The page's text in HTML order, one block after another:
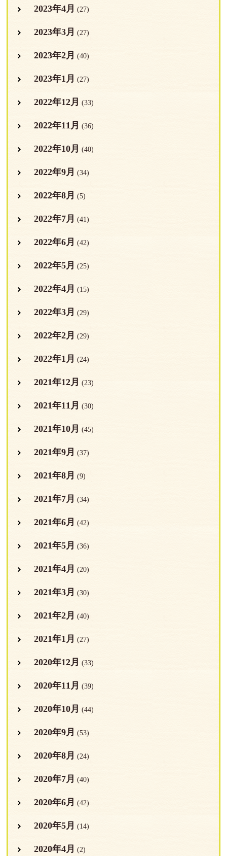
2023年4月 (27)
2023年3月 (27)
2023年2月 (40)
2023年1月 (27)
2022年12月 (33)
2022年11月 (36)
2022年10月 (40)
2022年9月 (34)
2022年8月 (5)
2022年7月 (41)
2022年6月 (42)
2022年5月 (25)
2022年4月 (15)
2022年3月 (29)
2022年2月 (29)
2022年1月 (24)
2021年12月 (23)
2021年11月 (30)
2021年10月 (45)
2021年9月 (37)
2021年8月 (9)
2021年7月 (34)
2021年6月 (42)
2021年5月 (36)
2021年4月 (20)
2021年3月 (30)
2021年2月 (40)
2021年1月 (27)
2020年12月 (33)
2020年11月 (39)
2020年10月 (44)
2020年9月 (53)
2020年8月 (24)
2020年7月 (40)
2020年6月 (42)
2020年5月 (14)
2020年4月 (2)